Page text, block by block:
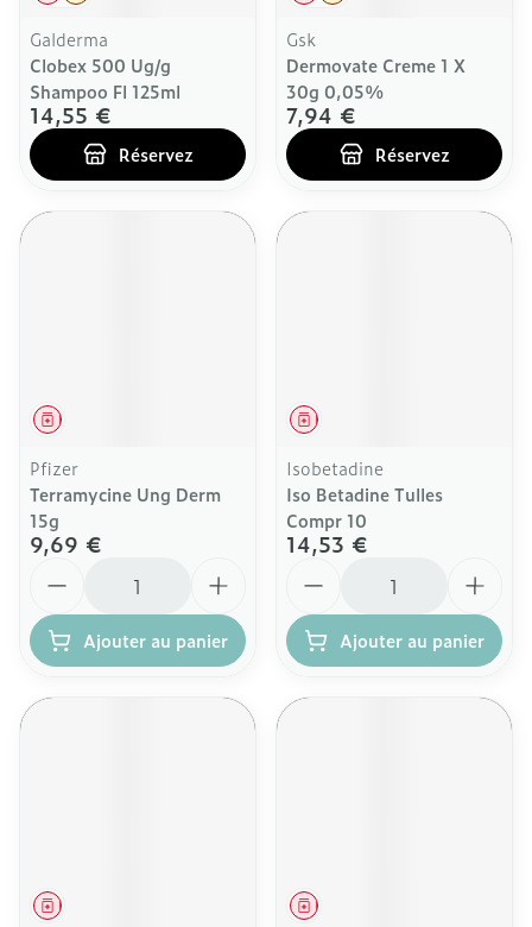
Galderma
Clobex 500 Ug/g
Shampoo Fl 125ml
14,55 €
Réservez
Gsk
Dermovate Creme 1 X
30g 0,05%
7,94 €
Réservez
Médicament
Pfizer
Terramycine Ung Derm
15g
9,69 €
Ajouter au panier
Médicament
Isobetadine
Iso Betadine Tulles
Compr 10
14,53 €
Ajouter au panier
Médicament Médicament